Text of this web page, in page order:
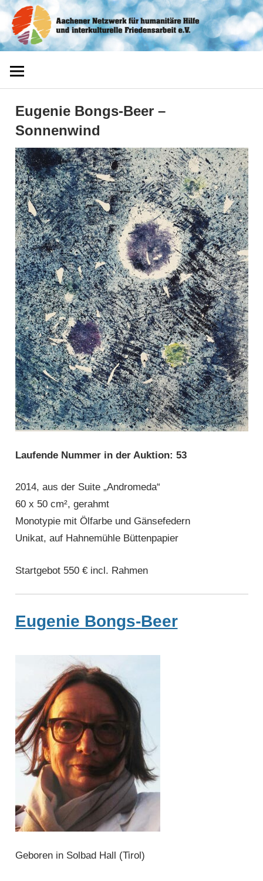
Zum
Inhalt
springen
Aachener
Netzwerk
Eugenie Bongs-Beer –
Sonnenwind
Laufende Nummer in der Auktion: 53
2014, aus der Suite „Andromeda“
60 x 50 cm², gerahmt
Monotypie mit Ölfarbe und Gänsefedern
Unikat, auf Hahnemühle Büttenpapier
Startgebot 550 € incl. Rahmen
Eugenie Bongs-Beer
Geboren in Solbad Hall (Tirol)